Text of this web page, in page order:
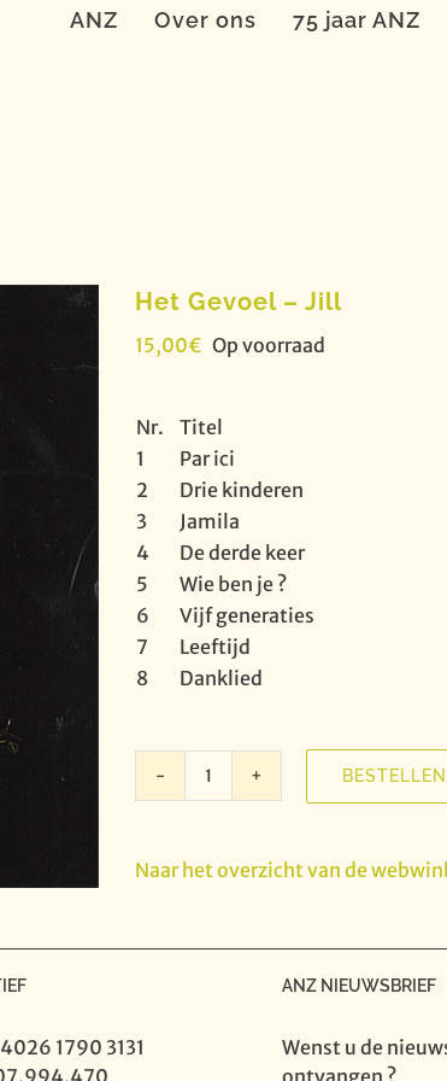
ANZ Over ons 75 jaar ANZ
Het Gevoel – Jill
15,00€ Op voorraad
Nr.
Titel
1
Par ici
2
Drie kinderen
3
Jamila
4
De derde keer
5
Wie ben je ?
6
Vijf generaties
7
Leeftijd
8
Danklied
Het
Jill
BESTELLEN
Naar het overzicht van de
1790 3131
ANZ NIEUWSBRIEF
Wenst u de
ontvangen ?